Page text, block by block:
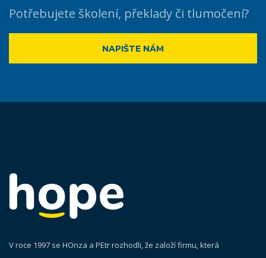
Potřebujete školení, překlady či tlumočení?
NAPIŠTE NÁM
V roce 1997 se HOnza a PEtr rozhodli, že založí firmu, která